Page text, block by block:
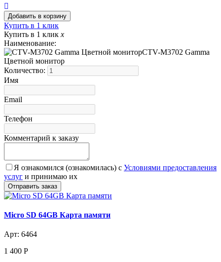
Купить в 1 клик
Купить в 1 клик x
Наименование:
CTV-M3702 Gamma
Цветной монитор
Количество:
Имя
Email
Телефон
Комментарий к заказу
Я ознакомился (ознакомилась) с Условиями предоставления
услуг и принимаю их
Micro SD 64GB Карта памяти
Арт: 6464
1 400 Р